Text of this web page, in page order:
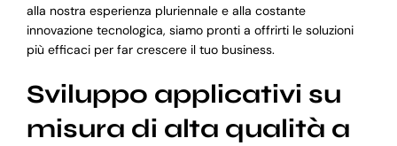
alla nostra esperienza pluriennale e alla costante
innovazione tecnologica, siamo pronti a offrirti le soluzioni
più efficaci per far crescere il tuo business.
Sviluppo applicativi su
misura di alta qualità a